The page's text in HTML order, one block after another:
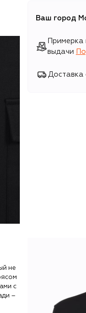
Ваш город
выдачи
Доставка
не
с
–